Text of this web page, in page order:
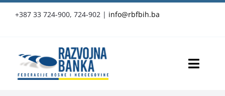
+387 33 724-900, 724-902 | info@rbfbih.ba